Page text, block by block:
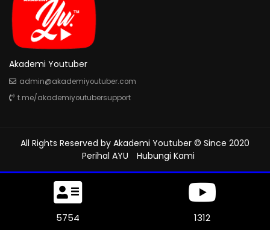
Akademi Youtuber
admin@akademiyoutuber.com
t.me/akademiyoutubersupport
All Rights Reserved by Akademi Youtuber © Since 2020
Perihal AYU
Hubungi Kami
6174 1312